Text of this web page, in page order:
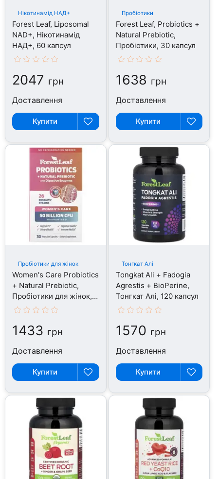
Нікотинамід НАД+
Forest Leaf, Liposomal
NAD+, Нікотинамід
НАД+, 60 капсул
2047 грн
Доставлення
Купити
Пробіотики
Forest Leaf, Probiotics +
Natural Prebiotic,
Пробіотики, 30 капсул
1638 грн
Доставлення
Купити
Пробіотики для жінок
Women's Care Probiotics
+ Natural Prebiotic,
Пробіотики для жінок,
30 капсул
1433 грн
Доставлення
Купити
Тонгкат Алі
Tongkat Ali + Fadogia
Agrestis + BioPerine,
Тонгкат Алі, 120 капсул
1570 грн
Доставлення
Купити